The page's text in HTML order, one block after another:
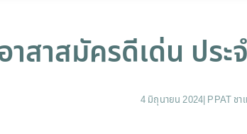
าสาสมัครดีเด่น ปร
4 มิถุนายน 2024| PPAT ชา